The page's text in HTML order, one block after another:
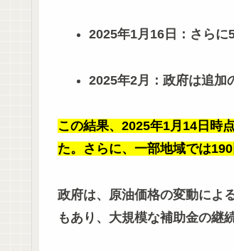
2025年1月16日：さらに
2025年2月：政府は追加
この結果、2025年1月14日時
た。さらに、一部地域では
政府は、原油価格の変動によ
もあり、大規模な補助金の継